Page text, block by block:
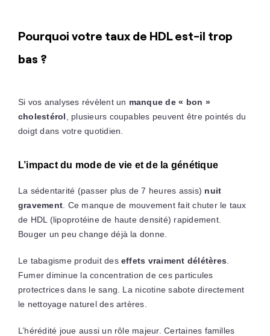
Pourquoi votre taux de HDL est-il trop
bas ?
Si vos analyses révèlent un manque de « bon »
cholestérol
, plusieurs coupables peuvent être pointés du
doigt dans votre quotidien.
L’impact du mode de vie et de la génétique
La sédentarité (passer plus de 7 heures assis) nuit
gravement . Ce manque de mouvement fait chuter le taux
de HDL (lipoprotéine de haute densité) rapidement.
Bouger un peu change déjà la donne.
Le tabagisme produit des effets vraiment délétères
Fumer diminue la concentration de ces particules
protectrices dans le sang. La nicotine sabote directement
le nettoyage naturel des artères.
L’hérédité joue aussi un rôle majeur. Certaines familles